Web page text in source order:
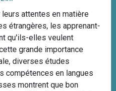
attentes en matière
étrangères, les apprenant-
qu'ils-elles veulent
grande importance
diverses études
compétences en langues
montrent que bon